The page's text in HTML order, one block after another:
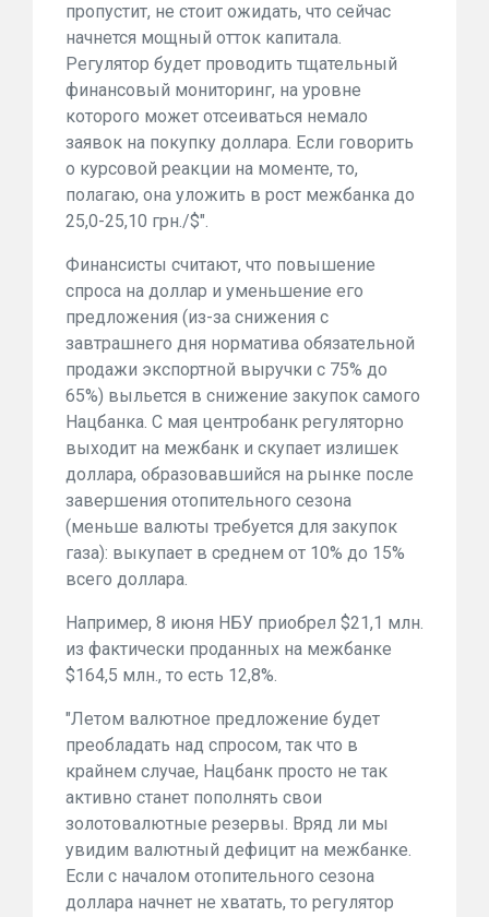
пропустит, не стоит ожидать, что сейчас
начнется мощный отток капитала.
Регулятор будет проводить тщательный
финансовый мониторинг, на уровне
которого может отсеиваться немало
заявок на покупку доллара. Если говорить
о курсовой реакции на моменте, то,
полагаю, она уложить в рост межбанка до
25,0-25,10 грн./$".
Финансисты считают, что повышение
спроса на доллар и уменьшение его
предложения (из-за снижения с
завтрашнего дня норматива обязательной
продажи экспортной выручки с 75% до
65%) выльется в снижение закупок самого
Нацбанка. С мая центробанк регуляторно
выходит на межбанк и скупает излишек
доллара, образовавшийся на рынке после
завершения отопительного сезона
(меньше валюты требуется для закупок
газа): выкупает в среднем от 10% до 15%
всего доллара.
Например, 8 июня НБУ приобрел $21,1 млн.
из фактически проданных на межбанке
$164,5 млн., то есть 12,8%.
"Летом валютное предложение будет
преобладать над спросом, так что в
крайнем случае, Нацбанк просто не так
активно станет пополнять свои
золотовалютные резервы. Вряд ли мы
увидим валютный дефицит на межбанке.
Если с началом отопительного сезона
доллара начнет не хватать, то регулятор